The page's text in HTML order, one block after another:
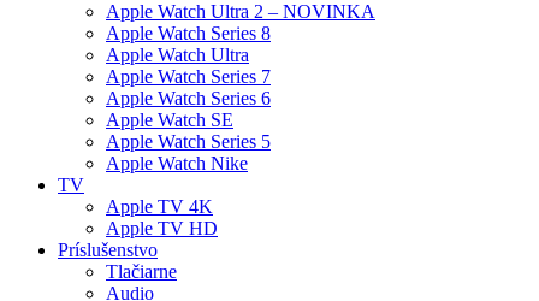
Apple Watch Ultra 2 – NOVINKA
Apple Watch Series 8
Apple Watch Ultra
Apple Watch Series 7
Apple Watch Series 6
Apple Watch SE
Apple Watch Series 5
Apple Watch Nike
TV
Apple TV 4K
Apple TV HD
Príslušenstvo
Tlačiarne
Audio